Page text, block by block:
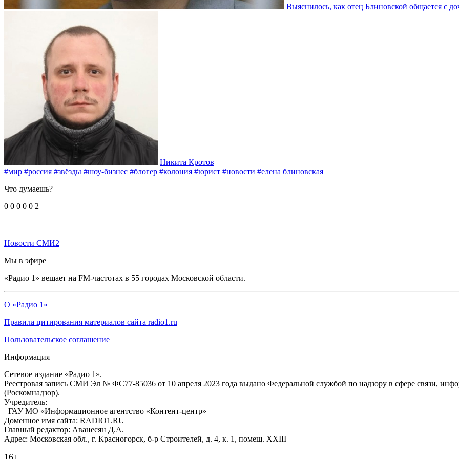
Выяснилось, как отец Блиновской общается с
Никита Кротов
#мир #россия #звёзды #шоу-бизнес #блогер #колония #юрист #новости #елена блиновская
Что думаешь?
0 0 0 0 0 2
Новости СМИ2
Мы в эфире
«Радио 1» вещает на FM-частотах в 55 городах Московской области.
О «Радио 1»
Правила цитирования материалов сайта radio1.ru
Пользовательское соглашение
Информация
Сетевое издание «Радио 1».
Реестровая запись СМИ Эл № ФС77-85036 от 10 апреля 2023 года выдано Федеральной службой по надзору в сфере связи,
(Роскомнадзор).
Учредитель:
ГАУ МО «Информационное агентство «Контент-центр»
Доменное имя сайта: RADIO1.RU
Главный редактор: Аванесян Д.А.
Адрес: Московская обл., г. Красногорск, б-р Строителей, д. 4, к. 1, помещ. XXIII
16+